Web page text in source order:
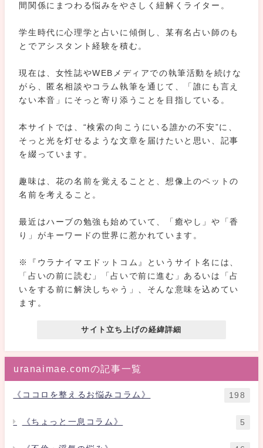
間関係にまつわる悩みをやさしく紐解くライター。
学生時代に心理学と占いに傾倒し、某有名占い師のも
とでアシスタント経験を積む。
現在は、女性誌やWEBメディアでの執筆活動を続けな
がら、匿名相談やコラム執筆を通じて、「誰にも言え
ない本音」にそっと寄り添うことを目指している。
本サイトでは、“検索の向こうにいる誰かの不安”に、
そっと光を灯せるような文章を届けたいと思い、記事
を綴っています。
趣味は、花の名前を覚えることと、想像上のペットの
名前を考えること。
最近はハーブの勉強も始めていて、「癒やし」や「香
り」がキーワードの世界に惹かれています。
※『ウラナイマエドットコム』というサイト名には、
「占いの前に読む」「占いで前に進む」あるいは「占
いをする前に解決しちゃう」、そんな意味を込めてい
ます。
サイト立ち上げの経緯詳細
uranaimae.comの記事一覧
《ココロを整えるお悩みコラム》 198
《ちょっと一息コラム》 5